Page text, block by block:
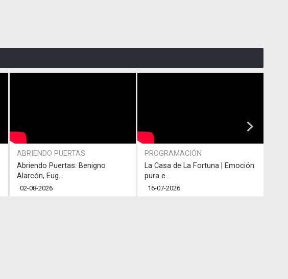
ABRIENDO PUERTAS
Abriendo Puertas: Benigno
Alarcón, Eug...
02-08-2026
PROGRAMACIÓN
La Casa de La Fortuna | Emoción
pura e...
16-07-2026